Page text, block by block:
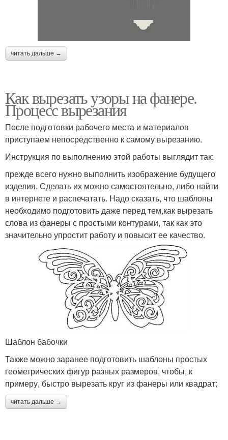
читать дальше →
Как вырезать узоры на фанере.
Процесс вырезания
После подготовки рабочего места и материалов
приступаем непосредственно к самому вырезанию.
Инструкция по выполнению этой работы выглядит так:
прежде всего нужно выполнить изображение будущего
изделия. Сделать их можно самостоятельно, либо найти
в интернете и распечатать. Надо сказать, что шаблоны
необходимо подготовить даже перед тем,как вырезать
слова из фанеры с простыми контурами, так как это
значительно упростит работу и повысит ее качество.
Шаблон бабочки
Также можно заранее подготовить шаблоны простых
геометрических фигур разных размеров, чтобы, к
примеру, быстро вырезать круг из фанеры или квадрат;
читать дальше →